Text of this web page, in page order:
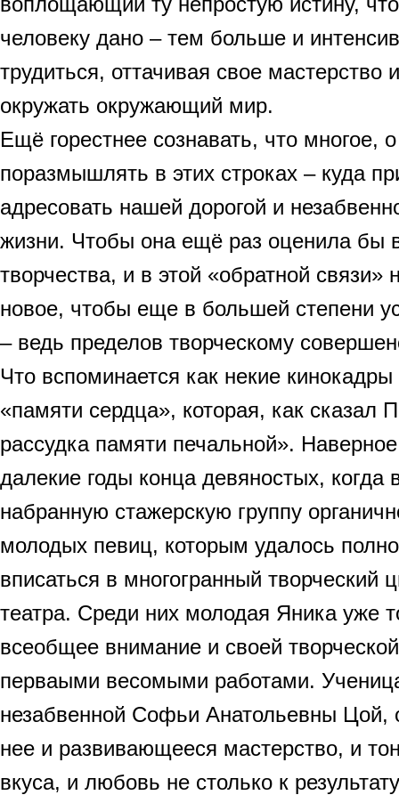
человеку дано – тем больше и
трудиться, оттачивая свое мастерство
окружать окружающий мир.
Ещё горестнее сознавать, что многое,
поразмышлять в этих строках – куда
адресовать нашей дорогой и
жизни. Чтобы она ещё раз оценила бы
творчества, и в этой «обратной
новое, чтобы еще в большей степени
– ведь пределов творческому
Что вспоминается как некие
«памяти сердца», которая, как сказал
рассудка памяти печальной».
далекие годы конца девяностых, когда
набранную стажерскую группу
молодых певиц, которым удалось
вписаться в многогранный творческий
театра. Среди них молодая Яника уже
всеобщее внимание и своей
перваыми весомыми работами.
незабвенной Софьи Анатольевны Цой,
нее и развивающееся мастерство, и
вкуса, и любовь не столько к